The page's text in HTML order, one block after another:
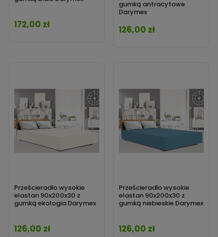
Cena
172,00 zł
gumką antracytowe
Darymex
Cena
126,00 zł
Prześcieradło wysokie
elastan 90x200x30 z
gumką ekologia Darymex
Cena
126,00 zł
Prześcieradło wysokie
elastan 90x200x30 z
gumką niebieskie Darymex
Cena
126,00 zł